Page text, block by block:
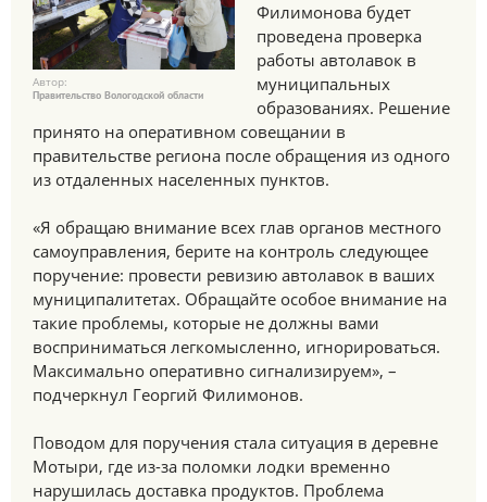
Автор:
Правительство Вологодской области
Филимонова будет
проведена проверка
работы автолавок в
муниципальных
образованиях. Решение
принято на оперативном совещании в
правительстве региона после обращения из одного
из отдаленных населенных пунктов.
«Я обращаю внимание всех глав органов местного
самоуправления, берите на контроль следующее
поручение: провести ревизию автолавок в ваших
муниципалитетах. Обращайте особое внимание на
такие проблемы, которые не должны вами
восприниматься легкомысленно, игнорироваться.
Максимально оперативно сигнализируем», –
подчеркнул Георгий Филимонов.
Поводом для поручения стала ситуация в деревне
Мотыри, где из-за поломки лодки временно
нарушилась доставка продуктов. Проблема